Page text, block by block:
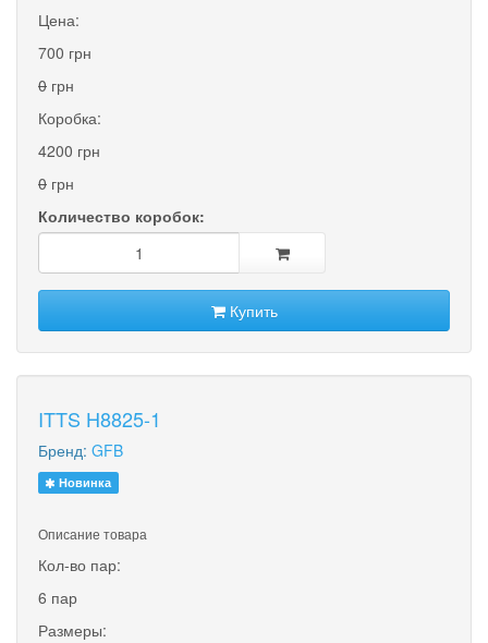
Цена:
700 грн
0 грн
Коробка:
4200 грн
0 грн
Количество коробок:
Купить
ITTS H8825-1
Бренд: GFB
Новинка
Описание товара
Кол-во пар:
6 пар
Размеры: